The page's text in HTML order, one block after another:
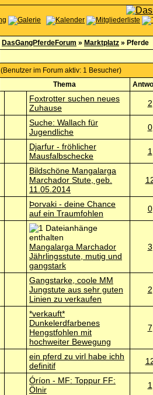
DasGangPferdeForum » Marktplatz » Pferde
(Benutzer im Forum aktiv: 1 Besucher)
Thema
Foxtrotter suchen neues
Zuhause
2
Suche: Wallach für
Jugendliche
0
Djarfur - fröhlicher
Mausfalbschecke
1
Bildschöne Mangalarga
Marchador Stute, geb.
11.05.2014
Þorvaki - deine Chance
auf ein Traumfohlen
0
Mangalarga Marchador
Jährlingsstute, mutig und
gangstark
3
Gangstarke, coole MM
Jungstute aus sehr guten
Linien zu verkaufen
2
*verkauft*
Dunkelerdfarbenes
Hengstfohlen mit
hochweiter Bewegung
7
ein pferd zu virl habe ichh
definitif
Óríon - MF: Toppur FF:
Ölnir
1